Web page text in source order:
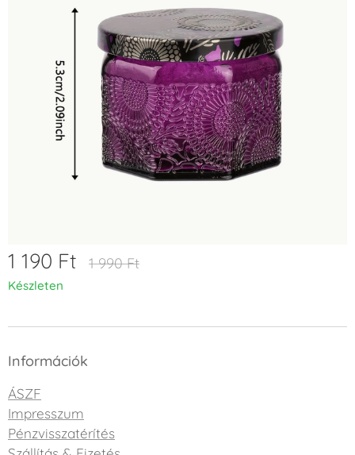
1 190 Ft 1 990Ft
Készleten
Információk
ÁSZF
Impresszum
Pénzvisszatérítés